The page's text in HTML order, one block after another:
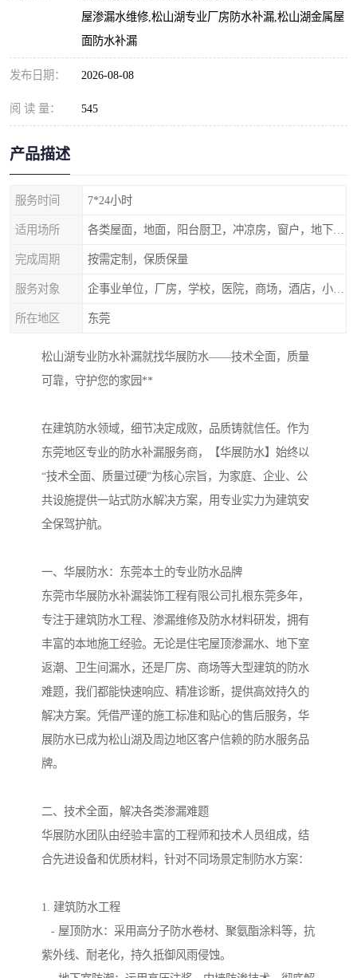
屋渗漏水维修,松山湖专业厂房防水补漏,松山湖金属屋
面防水补漏
发布日期： 2026-08-08
阅 读 量： 545
产品描述
服务时间 7*24小时
适用场所
完成周期 按需定制，保质保量
服务对象
所在地区 东莞
松山湖专业防水补漏就找华展防水——技术全面，质量
可靠，守护您的家园**
在建筑防水领域，细节决定成败，品质铸就信任。作为
东莞地区专业的防水补漏服务商，【华展防水】始终以
“技术全面、质量过硬”为核心宗旨，为家庭、企业、公
共设施提供一站式防水解决方案，用专业实力为建筑安
全保驾护航。
一、华展防水：东莞本土的专业防水品牌
东莞市华展防水补漏装饰工程有限公司扎根东莞多年，
专注于建筑防水工程、渗漏维修及防水材料研发，拥有
丰富的本地施工经验。无论是住宅屋顶渗漏水、地下室
返潮、卫生间漏水，还是厂房、商场等大型建筑的防水
难题，我们都能快速响应、精准诊断，提供高效持久的
解决方案。凭借严谨的施工标准和贴心的售后服务，华
展防水已成为松山湖及周边地区客户信赖的防水服务品
牌。
二、技术全面，解决各类渗漏难题
华展防水团队由经验丰富的工程师和技术人员组成，结
合先进设备和优质材料，针对不同场景定制防水方案：
1. 建筑防水工程
- 屋顶防水：采用高分子防水卷材、聚氨酯涂料等，抗
紫外线、耐老化，持久抵御风雨侵蚀。